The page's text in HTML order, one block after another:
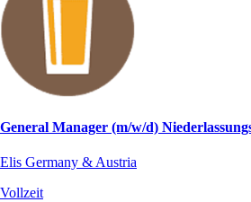
General Manager (m/w/d)
Elis Germany & Austria
Vollzeit